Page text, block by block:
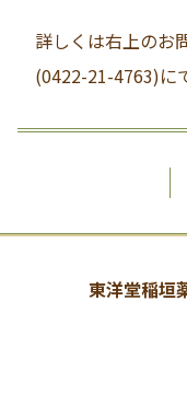
詳しくは右上のお
(0422-21-4763)に
東洋堂稲垣